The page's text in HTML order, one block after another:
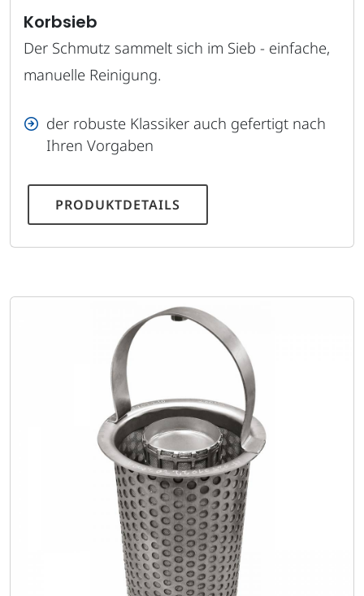
Korbsieb
Der Schmutz sammelt sich im Sieb - einfache,
manuelle Reinigung.
der robuste Klassiker auch gefertigt nach
Ihren Vorgaben
PRODUKTDETAILS